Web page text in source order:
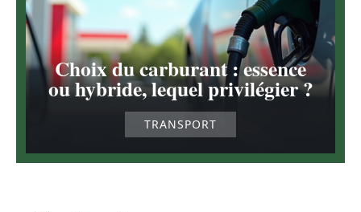
Choix du carburant : essence
ou hybride, lequel privilégier ?
TRANSPORT